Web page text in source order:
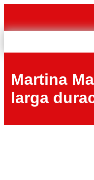
contenido
Martina
larga